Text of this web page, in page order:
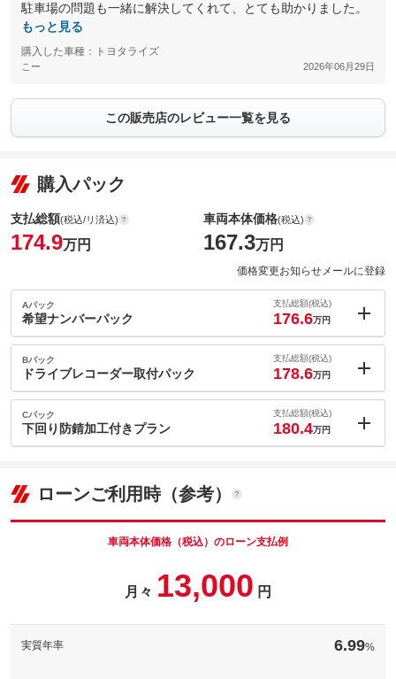
駐車場の問題も一緒に解決してくれて、とても助かりました。
もっと見る
購入した車種：トヨタライズ
こー 2026年06月29日
この販売店のレビュー一覧を見る
購入パック
支払総額(税込/リ済込)
174.9万円
車両本体価格(税込)
167.3万円
価格変更お知らせメールに登録
Aパック
希望ナンバーパック
支払総額(税込)
176.6万円
内：オプシ
ョン価格
(税込)
車両本体価
167.3万円
このパックの見積もり依頼（無料）
Bパック
ドライブレコーダー取付パック
支払総額(税込)
178.6万円
内：オプシ
ョン価格
(税込)
車両本体価
パック内容
Cパック
下回り防錆加工付きプラン
支払総額(税込)
180.4万円
車両本体価
167.3
ローンご利用時（参考）
車両本体価格（税込）のローン支払例
月々 13,000 円
実質年率 6.99%